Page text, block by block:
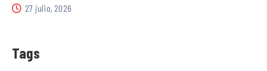
27 julio, 2026
Tags